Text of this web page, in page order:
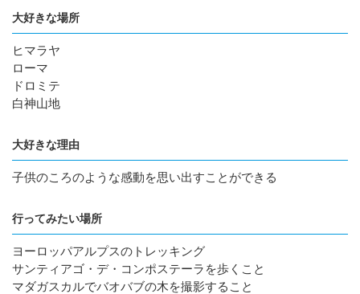
大好きな場所
ヒマラヤ
ローマ
ドロミテ
白神山地
大好きな理由
子供のころのような感動を思い出すことができる
行ってみたい場所
ヨーロッパアルプスのトレッキング
サンティアゴ・デ・コンポステーラを歩くこと
マダガスカルでバオバブの木を撮影すること